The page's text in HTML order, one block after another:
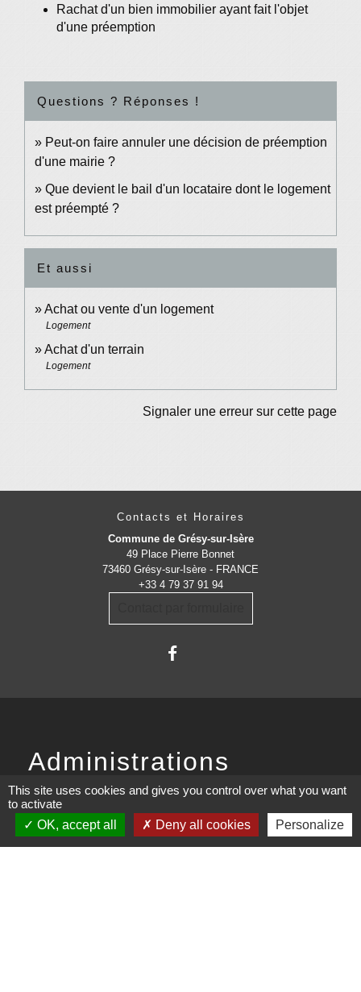
Rachat d'un bien immobilier ayant fait l'objet
d'une préemption
Questions ? Réponses !
Peut-on faire annuler une décision de préemption
d'une mairie ?
Que devient le bail d'un locataire dont le logement
est préempté ?
Et aussi
Achat ou vente d'un logement
Logement
Achat d'un terrain
Logement
Signaler une erreur sur cette page
Contacts et Horaires
Commune de Grésy-sur-Isère
49 Place Pierre Bonnet
73460 Grésy-sur-Isère - FRANCE
+33 4 79 37 91 94
Administrations
partenaires
Communauté d'Agglomération ARLYSERE
This site uses cookies and gives you control over what you want
to activate
OK, accept all
Deny all cookies Personalize